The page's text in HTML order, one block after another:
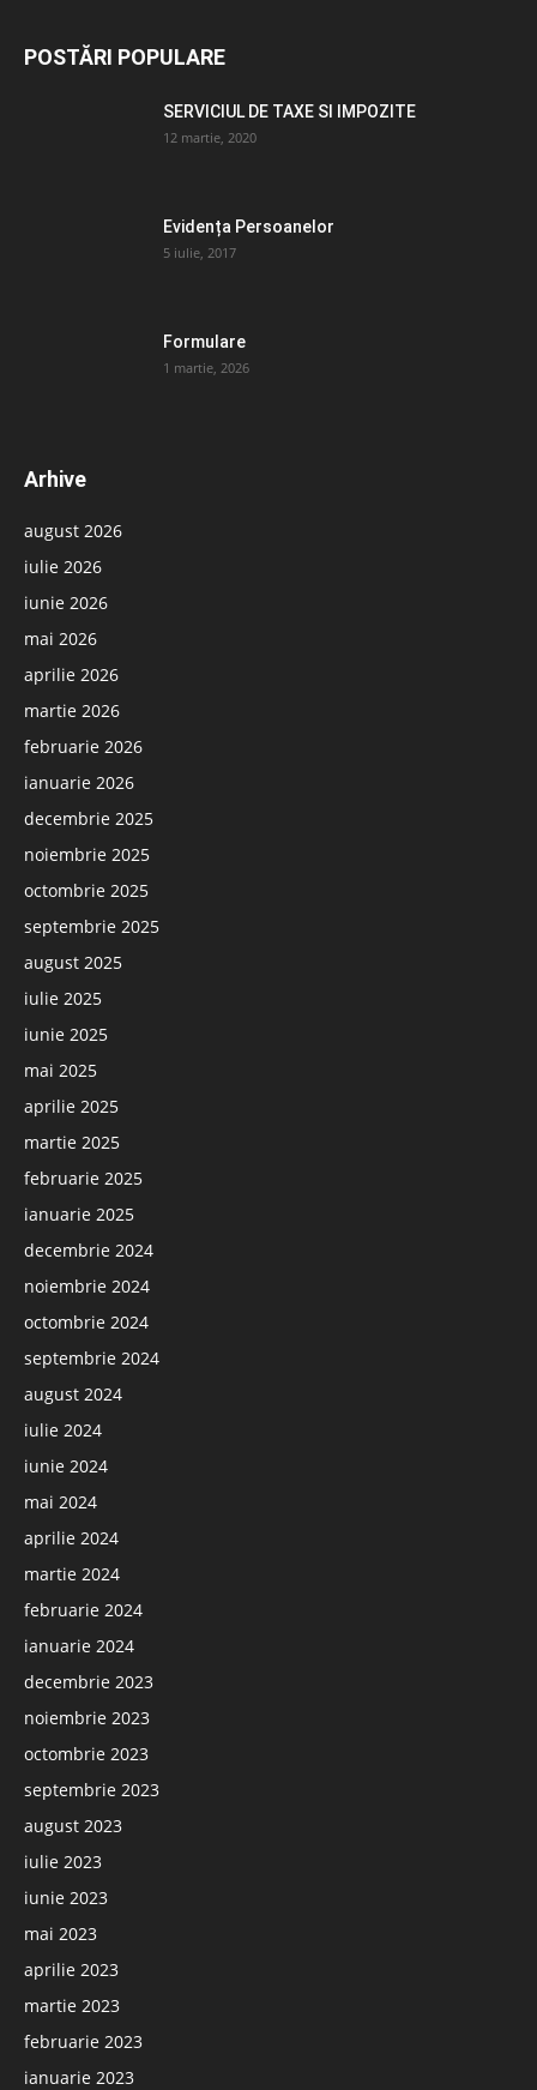
POSTĂRI POPULARE
SERVICIUL DE TAXE SI IMPOZITE
12 martie, 2020
Evidența Persoanelor
5 iulie, 2017
Formulare
1 martie, 2026
Arhive
august 2026
iulie 2026
iunie 2026
mai 2026
aprilie 2026
martie 2026
februarie 2026
ianuarie 2026
decembrie 2025
noiembrie 2025
octombrie 2025
septembrie 2025
august 2025
iulie 2025
iunie 2025
mai 2025
aprilie 2025
martie 2025
februarie 2025
ianuarie 2025
decembrie 2024
noiembrie 2024
octombrie 2024
septembrie 2024
august 2024
iulie 2024
iunie 2024
mai 2024
aprilie 2024
martie 2024
februarie 2024
ianuarie 2024
decembrie 2023
noiembrie 2023
octombrie 2023
septembrie 2023
august 2023
iulie 2023
iunie 2023
mai 2023
aprilie 2023
martie 2023
februarie 2023
ianuarie 2023